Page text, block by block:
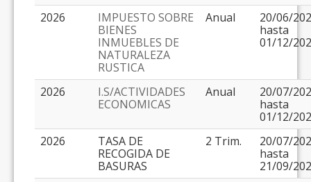
2026
IMPUESTO SOBRE
BIENES
INMUEBLES DE
NATURALEZA
RUSTICA
Anual
20/06/
hasta
01/12/
2026
I.S/ACTIVIDADES
ECONOMICAS
Anual
20/07/
hasta
01/12/
2026
TASA DE
RECOGIDA DE
BASURAS
2 Trim.
20/07/
hasta
21/09/